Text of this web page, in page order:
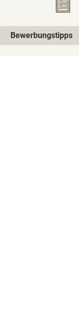
Bewerbungstipps